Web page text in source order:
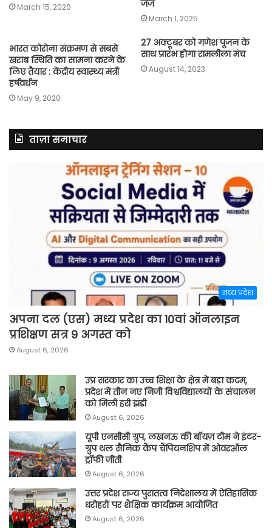
March 15, 2020
जज
March 1, 2025
भारत कोरोना संक्रमण से सबसे
खराब स्थिति का सामना करने के
लिए तैयार : केंद्रीय स्वास्थ्य मंत्री
हर्षवर्धन
May 9, 2020
27 अक्टूबर को गणेश पूजन के
साथ प्रारंभ होगा रामलीला मंच
August 14, 2023
ताज़ा समाचार
मध्य प्रदेश
अपना दल (एस) मध्य प्रदेश का 10वां ऑनलाइन
प्रशिक्षण सत्र 9 अगस्त को
August 6, 2026
उप्र सरकार का उच्च शिक्षा के क्षेत्र में बड़ा कदम,
प्रदेश में तीन नए निजी विश्वविद्यालयों के संचालन
को मिली हरी झंडी
August 6, 2026
यूपी एनसीसी ग्रुप, लखनऊ की बॉयज़ टीम ने इंटर-
ग्रुप थल सैनिक कैंप चैंपियनशिप में ओवरऑल
ट्रॉफी जीती
August 6, 2026
उत्तर प्रदेश राज्य पुरातत्व निदेशालय में ऐतिहासिक
धरोहरों पर शैक्षिक कार्यक्रम आयोजित
August 6, 2026